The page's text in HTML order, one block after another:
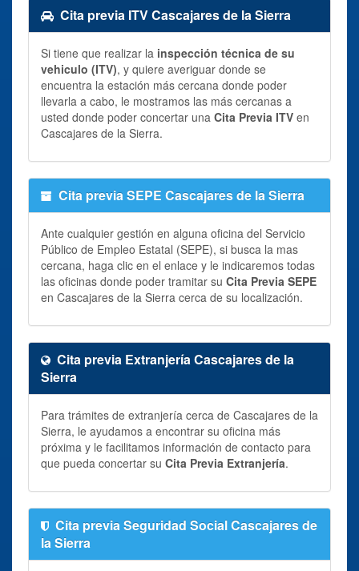
Cita previa ITV Cascajares de la Sierra
Si tiene que realizar la inspección técnica de su
vehiculo (ITV), y quiere averiguar donde se
encuentra la estación más cercana donde poder
llevarla a cabo, le mostramos las más cercanas a
usted donde poder concertar una Cita Previa ITV en
Cascajares de la Sierra.
Cita previa SEPE Cascajares de la Sierra
Ante cualquier gestión en alguna oficina del Servicio
Público de Empleo Estatal (SEPE), si busca la mas
cercana, haga clic en el enlace y le indicaremos todas
las oficinas donde poder tramitar su Cita Previa SEPE
en Cascajares de la Sierra cerca de su localización.
Cita previa Extranjería Cascajares de la
Sierra
Para trámites de extranjería cerca de Cascajares de la
Sierra, le ayudamos a encontrar su oficina más
próxima y le facilitamos información de contacto para
que pueda concertar su Cita Previa Extranjería.
Cita previa Seguridad Social Cascajares de
la Sierra